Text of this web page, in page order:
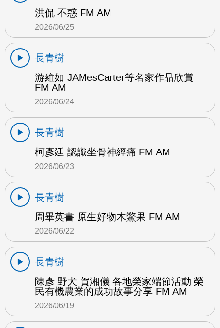
洪侃 不惑 FM AM
2026/06/25
長青樹
游維如 JAMesCarter等名家作品欣賞
FM AM
2026/06/24
長青樹
柯彥廷 認識坐骨神經痛 FM AM
2026/06/23
長青樹
周畢英書 原生好物木鱉果 FM AM
2026/06/22
長青樹
陳彥 野犬 賀湘儀 各地榮家端節活動 榮
民有機農業的成功故事分享 FM AM
2026/06/19